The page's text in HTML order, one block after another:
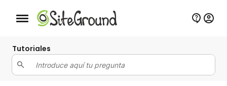
Botón de navegación móvil
Tutoriales